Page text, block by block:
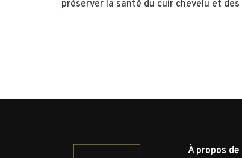
préserver la santé du cuir chevelu et
À propos de